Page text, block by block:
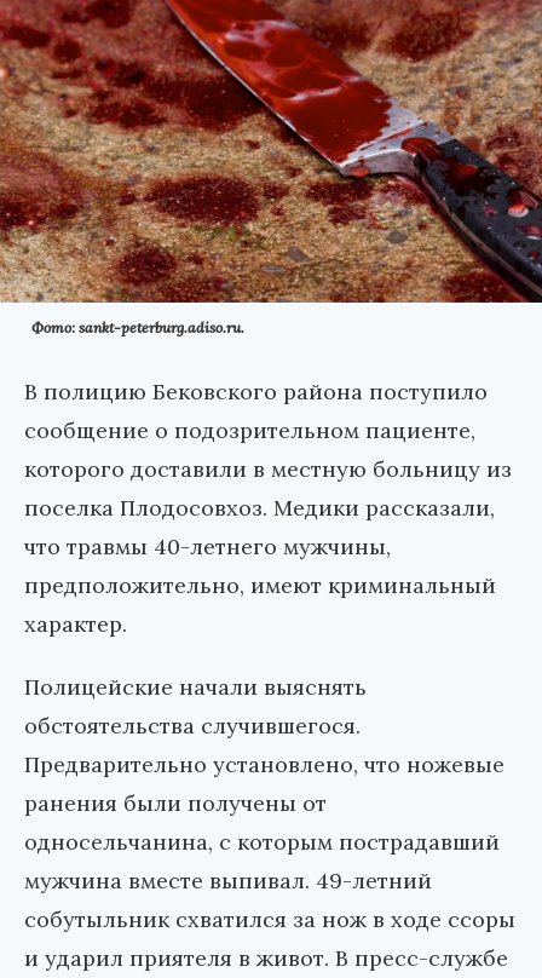
Фото: sankt-peterburg.adiso.ru.
В полицию Бековского района поступило
сообщение о подозрительном пациенте,
которого доставили в местную больницу из
поселка Плодосовхоз. Медики рассказали,
что травмы 40-летнего мужчины,
предположительно, имеют криминальный
характер.
Полицейские начали выяснять
обстоятельства случившегося.
Предварительно установлено, что ножевые
ранения были получены от
односельчанина, с которым пострадавший
мужчина вместе выпивал. 49-летний
собутыльник схватился за нож в ходе ссоры
и ударил приятеля в живот. В пресс-службе